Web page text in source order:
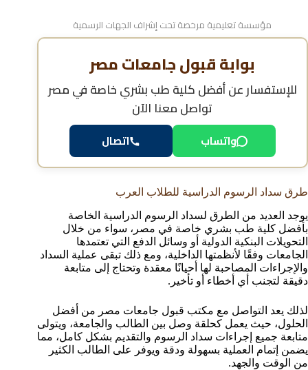
مؤسسة تعليمية مرخصة تحت إشراف الجهات الرسمية
بوابة قبول جامعات مصر
للإستفسار عنأفضل كلية طب بشري خاصة في مصر
تواصل معنا الآن
واتساب اتصال
طرق سداد الرسوم الدراسية للطلاب العرب
يوجد العديد من الطرق لسداد الرسوم الدراسية الخاصة
بأفضل كلية طب بشري خاصة في مصر، سواء من خلال
التحويلات البنكية الدولية أو وسائل الدفع التي تعتمدها
الجامعات وفقًا لأنظمتها الداخلية، ومع ذلك تبقى عملية السداد
والإجراءات المصاحبة لها أحيانًا معقدة وتحتاج إلى متابعة
دقيقة لتجنب أي أخطاء أو تأخير.
لذلك يعد التواصل مع مكتب قبول جامعات مصر من أفضل
الحلول، حيث يعمل كحلقة وصل بين الطالب والجامعة، ويتولى
متابعة جميع إجراءات سداد الرسوم والتقديم بشكل كامل، مما
يضمن إتمام العملية بسهولة ودقة ويوفر على الطالب الكثير
من الوقت والجهد.